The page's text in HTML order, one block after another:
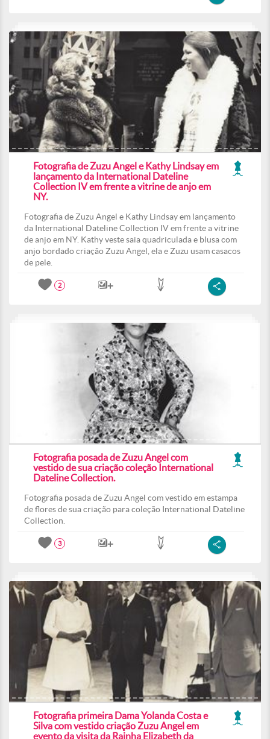
Fotografia de Zuzu Angel e Kathy Lindsay em
lançamento da International Dateline
Collection IV em frente a vitrine de anjo em
NY.
Fotografia de Zuzu Angel e Kathy Lindsay em lançamento
da International Dateline Collection IV em frente a vitrine
de anjo em NY. Kathy veste saia quadriculada e blusa com
anjo bordado criação Zuzu Angel, ela e Zuzu usam casacos
de pele.
2
Fotografia posada de Zuzu Angel com
vestido de sua criação coleção International
Dateline Collection.
Fotografia posada de Zuzu Angel com vestido em estampa
de flores de sua criação para coleção International Dateline
Collection.
3
Fotografia primeira Dama Yolanda Costa e
Silva com vestido criação Zuzu Angel em
evento da visita da Rainha Elizabeth da